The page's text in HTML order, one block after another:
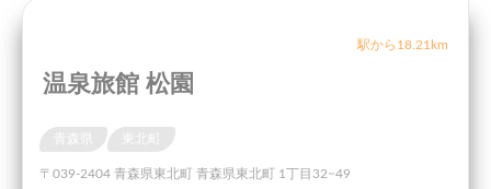
駅から18.21km
温泉旅館 松園
青森県
〒039-2404 青森県東北町 青森県東北町 1丁目32−49